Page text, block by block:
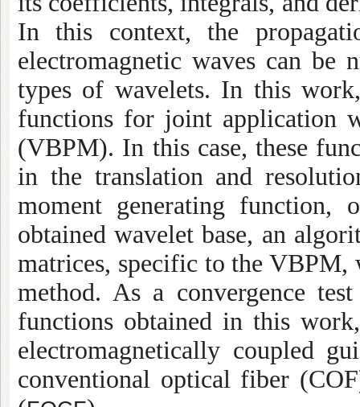
In this context, the
electromagnetic waves can be
types of wavelets. In this
functions for joint application
(VBPM). In this case, these
in the translation and
moment generating
obtained wavelet base, an
matrices, specific to the
method. As a convergence
functions obtained in this
electromagnetically coupled
conventional optical fiber